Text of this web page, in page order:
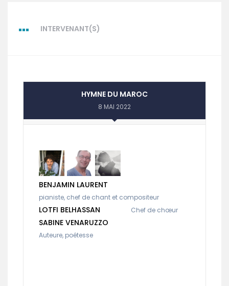
INTERVENANT(S)
HYMNE DU MAROC
8 MAI 2022
BENJAMIN LAURENT
pianiste, chef de chant et compositeur
LOTFI BELHASSAN Chef de chœur
SABINE VENARUZZO
Auteure, poétesse